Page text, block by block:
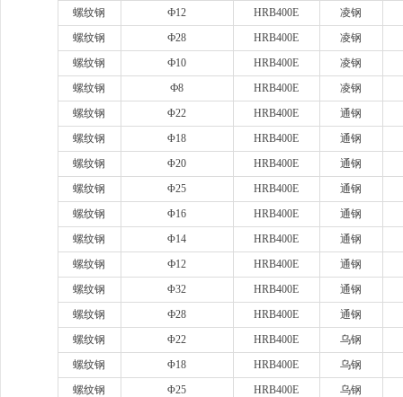
螺纹钢
Ф12 HRB400E
凌钢
螺纹钢
Ф28 HRB400E
凌钢
螺纹钢
Ф10 HRB400E
凌钢
螺纹钢
Ф8 HRB400E
凌钢
螺纹钢
Φ22 HRB400E
通钢
螺纹钢
Φ18 HRB400E
通钢
螺纹钢
Φ20 HRB400E
通钢
螺纹钢
Φ25 HRB400E
通钢
螺纹钢
Φ16 HRB400E
通钢
螺纹钢
Φ14 HRB400E
通钢
螺纹钢
Ф12 HRB400E
通钢
螺纹钢
Φ32 HRB400E
通钢
螺纹钢
Ф28 HRB400E
通钢
螺纹钢
Φ22 HRB400E
乌钢
螺纹钢
Φ18 HRB400E
乌钢
螺纹钢
Φ25 HRB400E
乌钢